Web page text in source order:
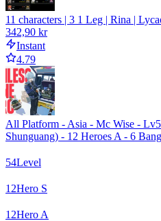
11 characters | 3 1 Leg | Rina |
342,90 kr
Instant
4.79
All Platform - Asia - Mc Wise -
Shunguang) - 12 Heroes A - 6
54Level
12Hero S
12Hero A